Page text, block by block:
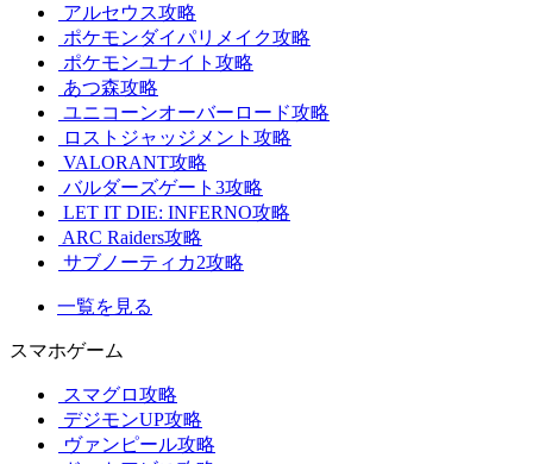
アルセウス攻略
ポケモンダイパリメイク攻略
ポケモンユナイト攻略
あつ森攻略
ユニコーンオーバーロード攻略
ロストジャッジメント攻略
VALORANT攻略
バルダーズゲート3攻略
LET IT DIE: INFERNO攻略
ARC Raiders攻略
サブノーティカ2攻略
一覧を見る
スマホゲーム
スマグロ攻略
デジモンUP攻略
ヴァンピール攻略